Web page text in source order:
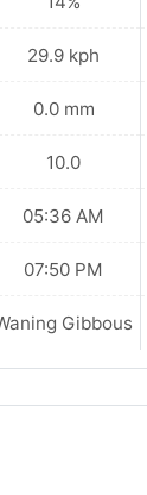
29.9 kph
0.0 mm
10.0
05:36 AM
07:50 PM
Gibbous